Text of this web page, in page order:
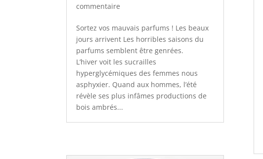
commentaire
Sortez vos mauvais parfums ! Les beaux
jours arrivent Les horribles saisons du
parfums semblent être genrées.
L’hiver voit les sucrailles
hyperglycémiques des femmes nous
asphyxier. Quand aux hommes, l’été
révèle ses plus infâmes productions de
bois ambrés...